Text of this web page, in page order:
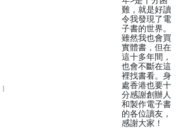
難，就是好讀
令我發現了電
子書的世界。
雖然我也會買
實體書，但在
這十多年間，
也會不斷在這
裡找書看。身
處香港也要十
分感謝創辦人
和製作電子書
的各位讀友，
感謝大家！